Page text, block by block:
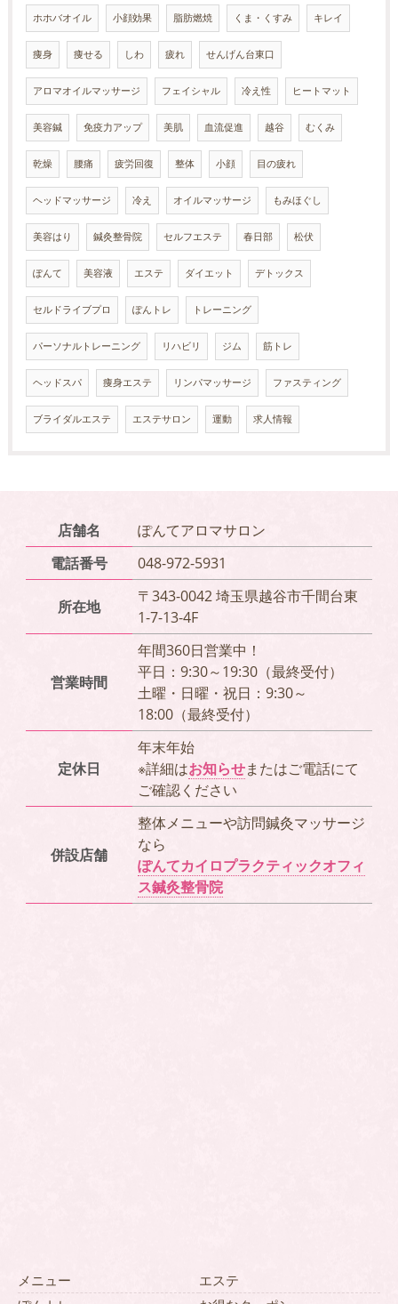
ホホバオイル 小顔効果 脂肪燃焼 くま・くすみ キレイ
痩身 痩せる しわ 疲れ せんげん台東口
アロマオイルマッサージ フェイシャル 冷え性 ヒートマット
美容鍼 免疫力アップ 美肌 血流促進 越谷 むくみ
乾燥 腰痛 疲労回復 整体 小顔 目の疲れ
ヘッドマッサージ 冷え オイルマッサージ もみほぐし
美容はり 鍼灸整骨院 セルフエステ 春日部 松伏
ぽんて 美容液 エステ ダイエット デトックス
セルドライブプロ ぽんトレ トレーニング
パーソナルトレーニング リハビリ ジム 筋トレ
ヘッドスパ 痩身エステ リンパマッサージ ファスティング
ブライダルエステ エステサロン 運動 求人情報
店舗名
ぽんてアロマサロン
電話番号
048-972-5931
所在地
〒343-0042 埼玉県越谷市千間台東
1-7-13-4F
営業時間
年間360日営業中！
平日：9:30～19:30（最終受付）
土曜・日曜・祝日：9:30～
18:00（最終受付）
定休日
年末年始
※詳細はお知らせまたはご電話にて
ご確認ください
併設店舗
整体メニューや訪問鍼灸マッサージ
なら
ぽんてカイロプラクティックオフィ
ス鍼灸整骨院
メニュー
エステ